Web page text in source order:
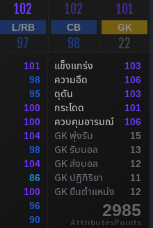
102 102 101
L/RB
97
CB
98
GK
22
101
98
95
100
100
104
98
104
86
100
96
90
แข็งแกร่ง 103
ความอึด 106
ดุดัน 103
กระโดด 101
ควบคุมอารมณ์ 106
GK พุ่งรับ 15
GK รับบอล 13
GK ส่งบอล 12
GK ปฏิกิริยา 11
GK ยืนตำแหน่ง 12
2985
AttributesPoints